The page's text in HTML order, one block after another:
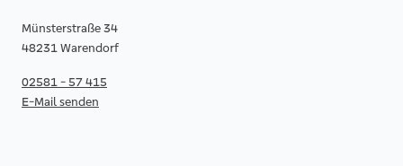
Münsterstraße 34
48231 Warendorf
02581 - 57 415
E-Mail senden